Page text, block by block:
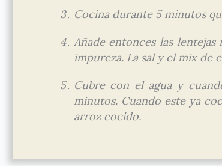
Cocina durante 5 minutos
Añade entonces las
impureza. La sal y el mix de
Cubre con el agua y
minutos. Cuando este ya
arroz cocido.